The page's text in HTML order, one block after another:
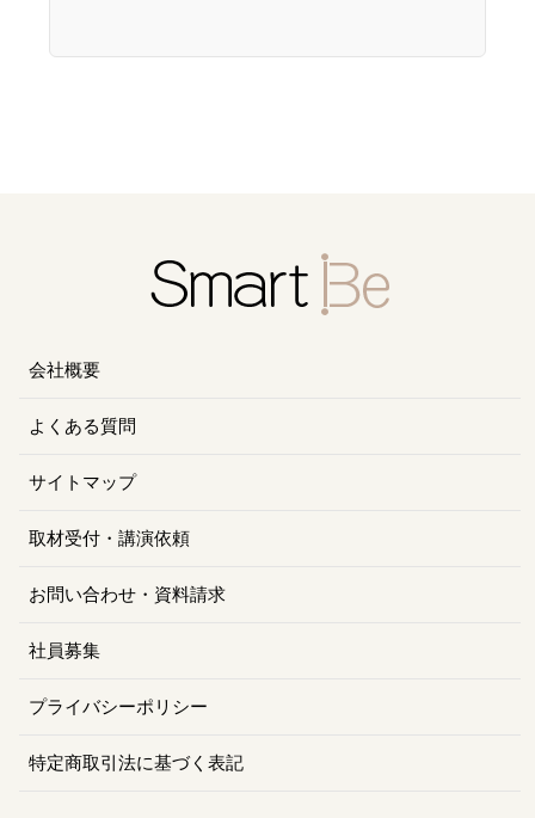
会社概要
よくある質問
サイトマップ
取材受付・講演依頼
お問い合わせ・資料請求
社員募集
プライバシーポリシー
特定商取引法に基づく表記